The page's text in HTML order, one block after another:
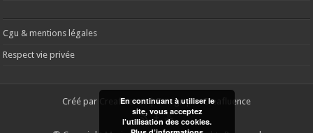
Cgu & mentions légales
Respect vie privée
Créé par Creafluence| Design parCreafluence
En continuant à utiliser le
site, vous acceptez
l’utilisation des cookies.